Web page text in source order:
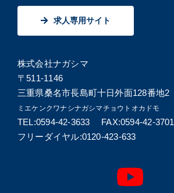
求人専用サイト
株式会社ナガシマ
〒511-1146
三重県桑名市長島町十日外面128番地2
ミエケンクワナシナガシマチョウトオカドモ
TEL:0594-42-3633 FAX:0594-42-3701
フリーダイヤル:0120-423-633